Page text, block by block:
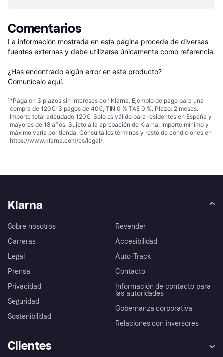
Comentarios
La información mostrada en esta página procede de diversas
fuentes externas y debe utilizarse únicamente como referencia.
¿Has encontrado algún error en este producto?
Comunícalo aquí.
¹*Paga en 3 plazos sin intereses con Klarna. Ejemplo de pago para una
compra de 120€: 3 pagos de 40€, TIN 0 % TAE 0 %. Plazo: 2 meses.
Importe total adeudado 120€. Solo es válido para residentes en España y
mayores de 18 años. Sujeto a la aprobación de Klarna. Importe mínimo y
máximo varía por tienda. Consulta los términos y resto de condiciones en
https://www.klarna.com/es/legal/.
Klarna
Sobre nosotros
Carreras
Legal
Prensa
Privacidad
Seguridad
Sostenibilidad
Revender
Accesibilidad
Auto-Track
Contacto
Información de contacto para
las autoridades
Gobernanza corporativa
Relaciones con inversores
Clientes